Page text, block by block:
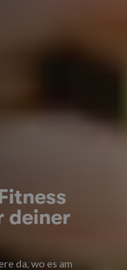
deiner
da, wo es am